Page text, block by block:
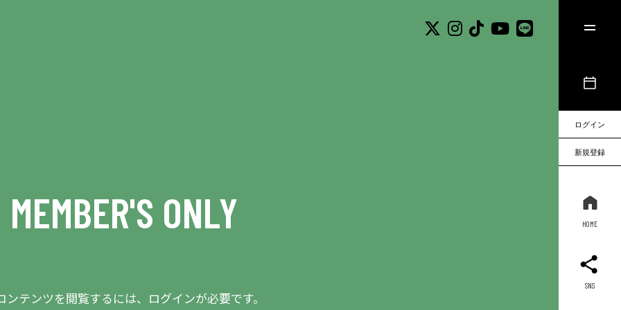
ログイン
新規登録
HOME
SNS
MEMBER'S ONLY
ンテンツを閲覧するには、ログインが必要です。